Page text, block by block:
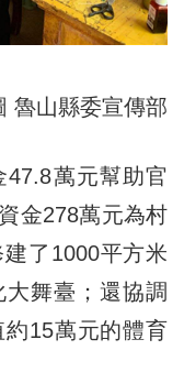
魯山縣委宣傳部
萬元幫助官
金278萬元為村
了1000平方米
舞臺；還協調
15萬元的體育